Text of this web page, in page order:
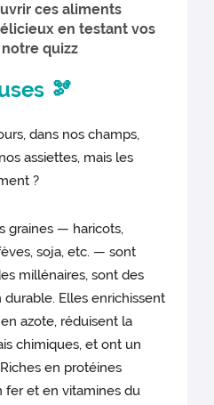
ces aliments
en testant vos
quizz
🫘
dans nos champs,
assiettes, mais les
?
graines — haricots,
soja, etc. — sont
millénaires, sont des
durable. Elles enrichissent
azote, réduisent la
chimiques, et ont un
en protéines
fer et en vitamines du